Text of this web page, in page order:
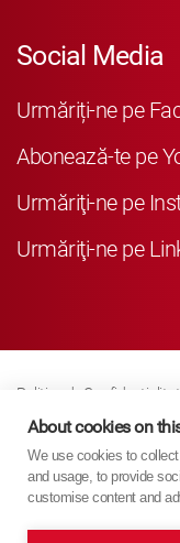
Social Media
Urmăriți-ne pe
Abonează-te pe
Urmăriţi-ne pe
Urmăriţi-ne pe
Politica de Confidenţialitate
Business Partner Privacy
Politica Referitoare La
Modern Slavery Act Policy
About cookies on
We use cookies to
and usage, to provide
customise content and